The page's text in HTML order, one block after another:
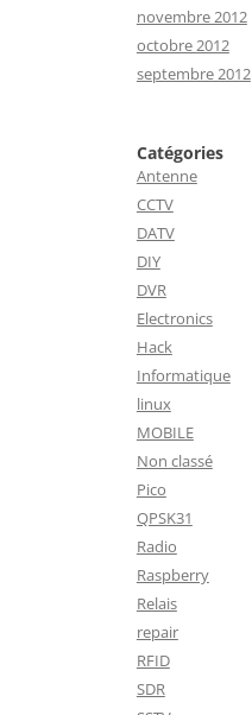
novembre 2012
octobre 2012
septembre 2012
Catégories
Antenne
CCTV
DATV
DIY
DVR
Electronics
Hack
Informatique
linux
MOBILE
Non classé
Pico
QPSK31
Radio
Raspberry
Relais
repair
RFID
SDR